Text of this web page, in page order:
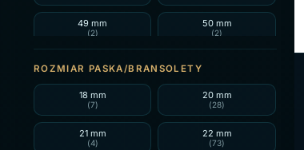
49 mm
(2)
50 mm
(2)
(2)
ROZMIAR PASKA/BRANSOLETY
18 mm
(7)
20 mm
(28)
21 mm
(4)
22 mm
(73)